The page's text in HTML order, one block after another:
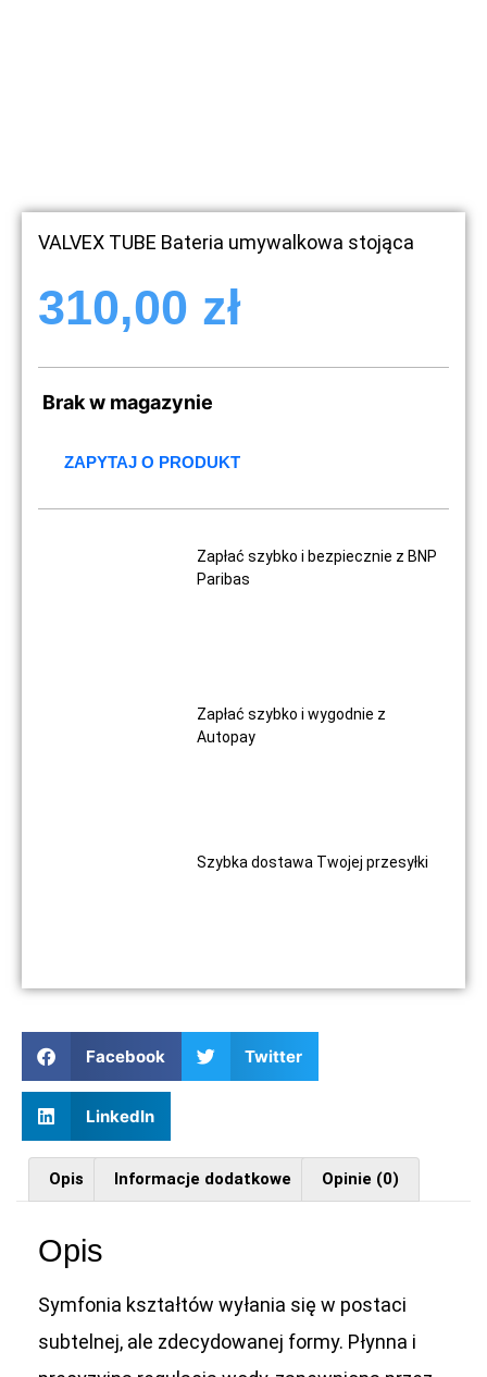
Facebook Twitter
LinkedIn
VALVEX TUBE Bateria umywalkowa stojąca
310,00 zł
Brak w magazynie
ZAPYTAJ O PRODUKT
Zapłać szybko i bezpiecznie z BNP
Paribas
Zapłać szybko i wygodnie z
Autopay
Szybka dostawa Twojej przesyłki
Opis Informacje dodatkowe Opinie (0)
Opis
Symfonia kształtów wyłania się w postaci
subtelnej, ale zdecydowanej formy. Płynna i